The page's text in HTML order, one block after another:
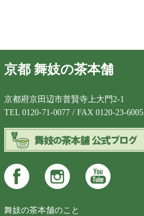
京都 舞妓の茶本舗
京都府京田辺市普賢寺上大門2-1
TEL 0120-71-0077 / FAX 0120-23-6005
舞妓の茶本舗のこと